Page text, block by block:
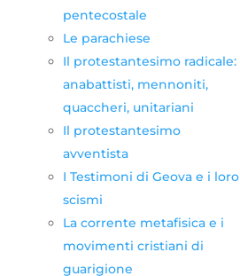
pentecostale
Le parachiese
Il protestantesimo radicale:
anabattisti, mennoniti,
quaccheri, unitariani
Il protestantesimo
avventista
I Testimoni di Geova e i loro
scismi
La corrente metafisica e i
movimenti cristiani di
guarigione